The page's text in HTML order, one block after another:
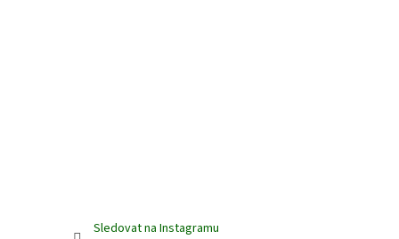
Sledovat na Instagramu